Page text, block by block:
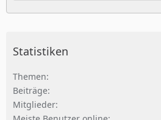
Statistiken
Themen
Beiträge
Mitglieder